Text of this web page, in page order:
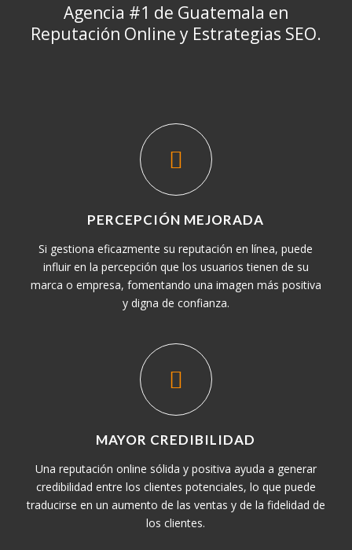
Agencia #1 de Guatemala en
Reputación Online y Estrategias SEO.
PERCEPCIÓN MEJORADA
Si gestiona eficazmente su reputación en línea, puede
influir en la percepción que los usuarios tienen de su
marca o empresa, fomentando una imagen más positiva
y digna de confianza.
MAYOR CREDIBILIDAD
Una reputación online sólida y positiva ayuda a generar
credibilidad entre los clientes potenciales, lo que puede
traducirse en un aumento de las ventas y de la fidelidad de
los clientes.